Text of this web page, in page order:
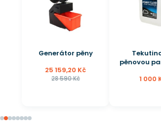
Generátor pěny
25 159,20 Kč
28 590 Kč
Tekutina na
pěnovou party 2,5 L
1 000 Kč